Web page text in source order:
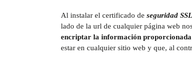
Al instalar el certificado de seguridad
lado de la url de cualquier página web
encriptar la información
estar en cualquier sitio web y que, al